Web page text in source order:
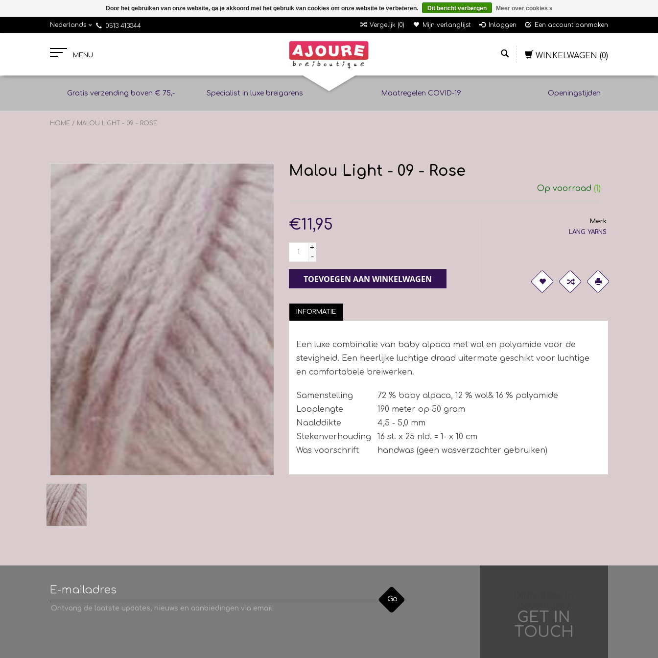
Nederlands 0513 413344 Vergelijk (0) Mijn verlanglijst Inloggen Een account aanmaken
MENU WINKELWAGEN (0)
Gratis verzending boven € 75,- Specialist in luxe breigarens Maatregelen COVID-19 Openingstijden
HOME / MALOU LIGHT - 09 - ROSE
Malou Light - 09 - Rose
Op voorraad (1)
€11,95
+
-
TOEVOEGEN AAN WINKELWAGEN
Merk
LANG YARNS
INFORMATIE
Een luxe combinatie van baby alpaca met wol en polyamide voor de
stevigheid. Een heerlijke luchtige draad uitermate geschikt voor luchtige
en comfortabele breiwerken.
Samenstelling
72 % baby alpaca, 12 % wol& 16 % polyamide
Looplengte
190 meter op 50 gram
Naalddikte
4,5 - 5,0 mm
Stekenverhouding
16 st. x 25 nld. = 1- x 10 cm
Was voorschrift
handwas (geen wasverzachter gebruiken)
Go
Ontvang de laatste updates, nieuws en aanbiedingen via email
GET IN
TOUCH
Door het gebruiken van onze website, ga je akkoord met het gebruik van cookies om onze website te verbeteren. Dit bericht verbergen Meer over cookies »